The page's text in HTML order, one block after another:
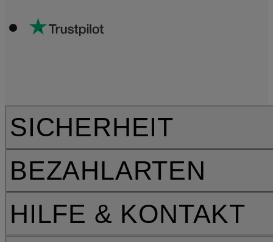
HILFE & KONTAKT
SICHERHEIT
BEZAHLARTEN